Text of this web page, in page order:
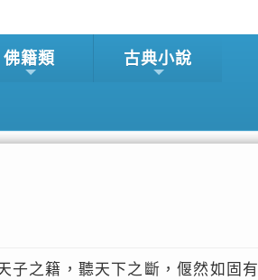
佛籍類 古典小說
子之籍，聽天下之斷，偃然如固有